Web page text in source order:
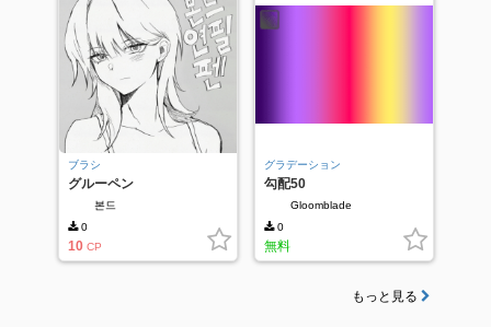
ブラシ
グルーペン
본드
0
10 CP
グラデーション
勾配50
Gloomblade
0
無料
もっと見る